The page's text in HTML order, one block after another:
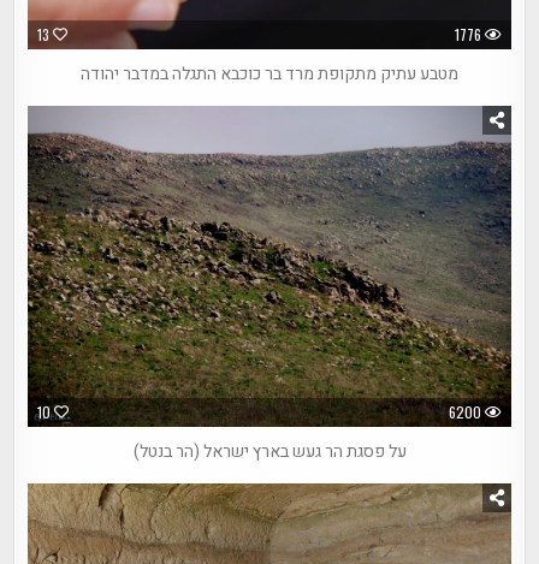
13 1776
מטבע עתיק מתקופת מרד בר כוכבא התגלה במדבר יהודה
10 6200
על פסגת הר געש בארץ ישראל (הר בנטל)